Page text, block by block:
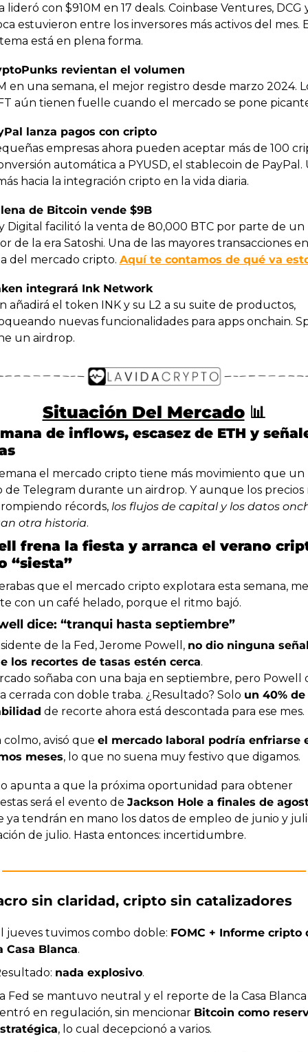
lideró con $910M en 17 deals. Coinbase Ventures, DCG
estuvieron entre los inversores más activos del mes.
está en plena forma.
revientan el volumen
en una semana, el mejor registro desde marzo 2024.
aún tienen fuelle cuando el mercado se pone
lanza pagos con cripto
empresas ahora pueden aceptar más de 100
automática a PYUSD, el stablecoin de PayPal.
hacia la integración cripto en la vida diaria.
de Bitcoin vende $9B
Digital facilitó la venta de 80,000 BTC por parte de un
de la era Satoshi. Una de las mayores transacciones
del mercado cripto. Aquí te contamos de qué va
integrará Ink Network
añadirá el token INK y su L2 a su suite de productos,
nuevas funcionalidades para apps onchain.
un airdrop.
Situación Del Mercado 📊
de inflows, escasez de ETH y
el mercado cripto tiene más movimiento que un
de Telegram durante un airdrop. Y aunque los precios
récords, los flujos de capital y los datos
otra historia.
frena la fiesta y arranca el verano
“siesta”
que el mercado cripto explotara esta semana,
con un café helado, porque el ritmo bajó.
dice: “tranqui hasta septiembre”
de la Fed, Jerome Powell, no dio ninguna
los recortes de tasas estén cerca.
soñaba con una baja en septiembre, pero Powell
cerrada con doble traba. ¿Resultado? Solo un 40% de
de recorte ahora está descontada para ese mes.
colmo, avisó que el mercado laboral podría enfriarse
meses, lo que no suena muy festivo que digamos.
apunta a que la próxima oportunidad para obtener
será el evento de Jackson Hole a finales de
ya tendrán en mano los datos de empleo de junio y
de julio. Hasta entonces: incertidumbre.
sin claridad, cripto sin catalizadores
jueves tuvimos combo doble: FOMC + Informe cripto
Casa Blanca.
nada explosivo.
Fed se mantuvo neutral y el reporte de la Casa Blanca
en regulación, sin mencionar Bitcoin como
, lo cual decepcionó a varios.